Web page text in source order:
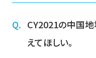
CY2021の中国
えてほしい。